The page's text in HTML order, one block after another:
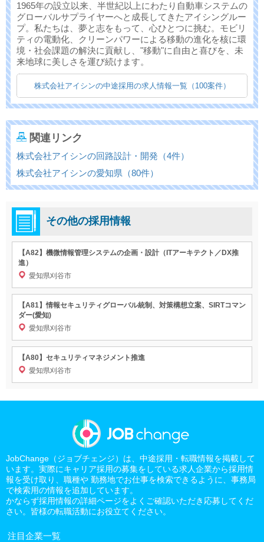
1965年の設立以来、半世紀以上にわたり自動車システムの
グローバルサプライヤーへと成長してきたアイシングルー
プ。私たちは、夢と志をもって、心ひとつに挑む。モビリ
ティの電動化、クリーンパワーによる移動の進化を核に環
境・社会課題の解決に貢献し、"移動"に自由と喜びを、未
来地球に美しさを運び続けます。
株式会社アイシンの中途採用の求人情報一覧（100案件）
関連リンク
株式会社アイシンの回路設計・開発（4件）
株式会社アイシンの愛知県（80件）
その他の採用情報
【A82】機微情報管理システムの企画・設計（ITアーキテクト／DX推
進）
愛知県刈谷市
【A81】情報セキュリティグローバル統制、対策構想立案、SIRTコマン
ダー(愛知)
愛知県刈谷市
【A80】セキュリティマネジメント推進
愛知県刈谷市
JobChange（ジョブチェンジ）は、中途採用・転職情報を掲載して
います。実際にキャリア採用の募集をしている求人企業から採用情
報を受け取り、職種や 勤務地でお仕事を検索できるように、事務局
で検索用の情報を追加しています。
かならず採用情報の詳細ページをよくご確認いただき応募してくだ
さい。皆様の転職活動にお役立てください。
注目企業一覧